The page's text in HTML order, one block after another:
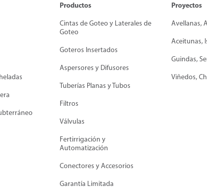
Productos
Cintas de Goteo y Laterales de
Goteo
Goteros Insertados
Aspersores y Difusores
Tuberías Planas y Tubos
Filtros
Válvulas
Fertirrigación y
Automatización
Conectores y Accesorios
Garantía Limitada
Proyectos
Avellanas,
Aceitunas,
Guindas,
Viñedos,